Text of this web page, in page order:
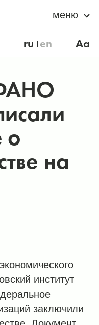
меню
ru en Aa
о
на
институт
заключили